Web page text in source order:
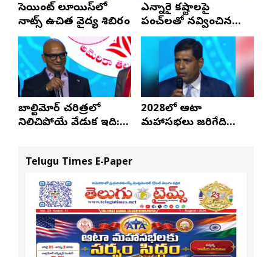
సెయింట్ లూయిస్‌లో
నాట్స్ ఉచిత వైద్య శిబిరం
ఎన్నారై కష్టాలపై
పంచ్‌లతో నవ్వించిన
నవీన్ పోలిశెట్టి
బాల్టిమోర్ చరిత్రలో
నిలిచిపోయే వేడుక ఇది:
2028లో ఆటా
మహాసభలు జరిగేది
Telugu Times E-Paper